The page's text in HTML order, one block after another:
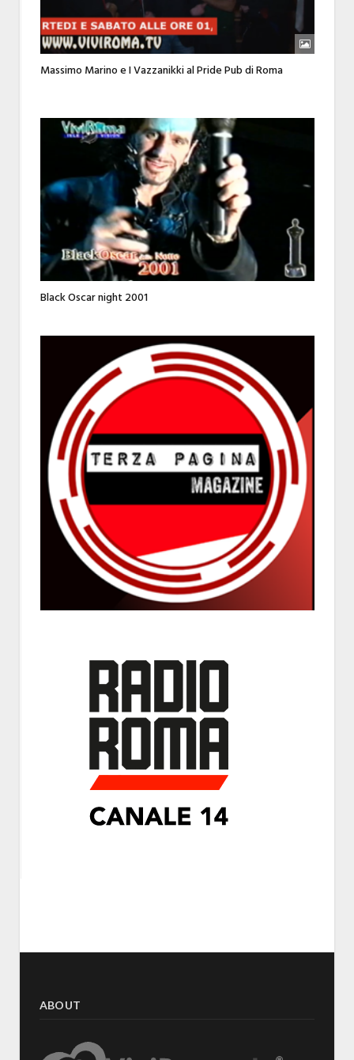
Massimo Marino e I Vazzanikki al Pride Pub di Roma
Black Oscar night 2001
ABOUT